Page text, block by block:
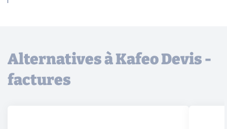
Alternatives à Kafeo Devis -
factures